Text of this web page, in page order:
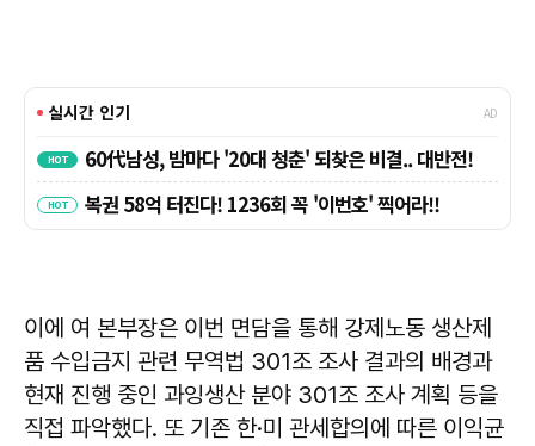
이에 여 본부장은 이번 면담을 통해 강제노동 생산제
품 수입금지 관련 무역법 301조 조사 결과의 배경과
현재 진행 중인 과잉생산 분야 301조 조사 계획 등을
직접 파악했다. 또 기존 한·미 관세합의에 따른 이익균